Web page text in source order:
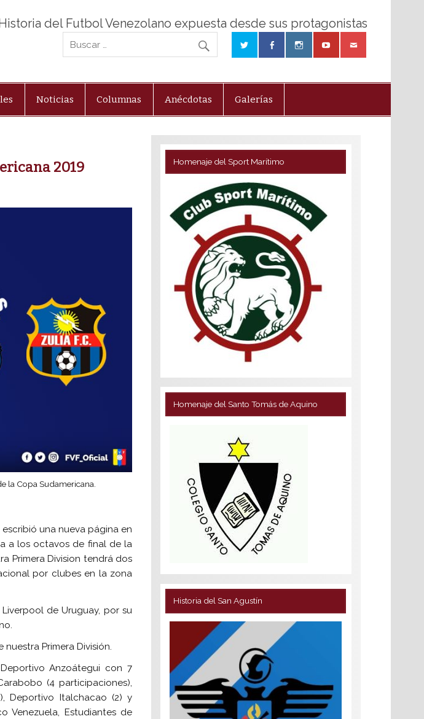
del Futbol Venezolano expuesta desde sus protagonistas
Noticias Columnas Anécdotas Galerías
2019
la Copa Sudamericana.
una nueva página en
a los octavos de final de la
Primera Division tendrá dos
por clubes en la zona
de Uruguay, por su
Primera División.
Anzoátegui con 7
(4 participaciones),
Deportivo Italchacao (2) y
Venezuela, Estudiantes de
Homenaje del Sport Marítimo
Homenaje del Santo Tomás de Aquino
Historia del San Agustín